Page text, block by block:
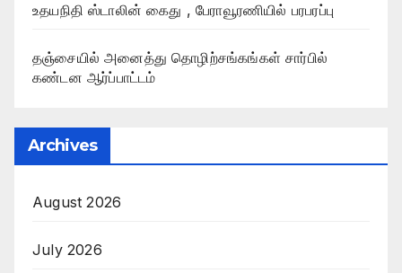
உதயநிதி ஸ்டாலின் கைது , பேராவூரணியில் பரபரப்பு
தஞ்சையில் அனைத்து தொழிற்சங்கங்கள் சார்பில்
கண்டன ஆர்ப்பாட்டம்
Archives
August 2026
July 2026